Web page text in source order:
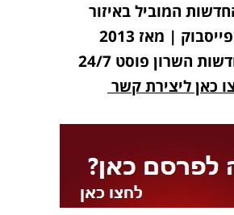
המוביל באיזור
| מאז 2013
השרון פוסט 24/7
כאן ליצירת קשר